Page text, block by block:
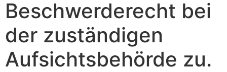
Beschwerderecht bei
der zuständigen
Aufsichtsbehörde zu.